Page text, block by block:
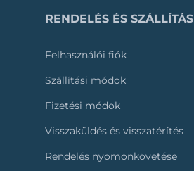
RENDELÉS ÉS SZÁLLÍTÁS
Felhasználói fiók
Szállítási módok
Fizetési módok
Visszaküldés és visszatérítés
Rendelés nyomonkövetése